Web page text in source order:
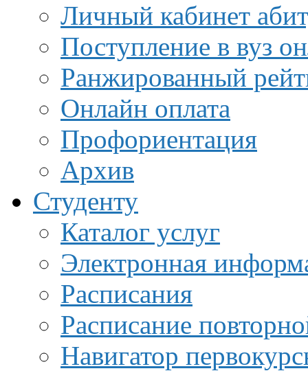
Личный кабинет
Поступление в вуз
Ранжированный
Онлайн оплата
Профориентация
Архив
Студенту
Каталог услуг
Электронная
Расписания
Расписание
Навигатор